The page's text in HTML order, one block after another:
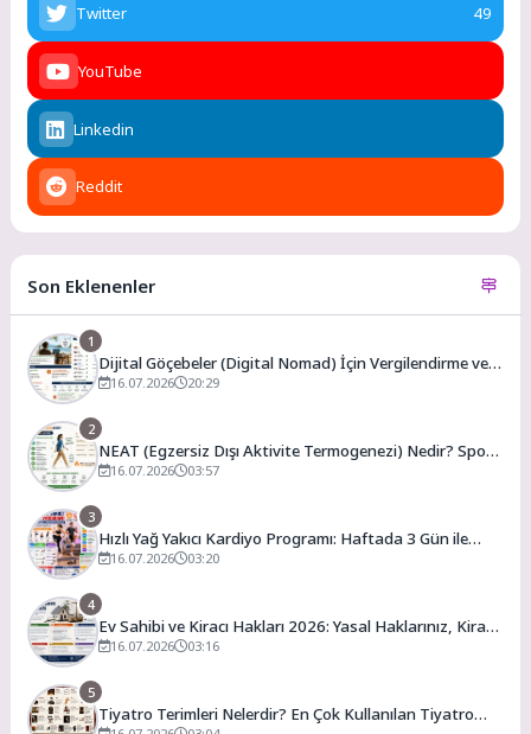
Twitter 49
YouTube
Linkedin
Reddit
Son Eklenenler
1
Dijital Göçebeler (Digital Nomad) İçin Vergilendirme ve
En Uygun Vergili Ülkeler
16.07.2026 20:29
2
NEAT (Egzersiz Dışı Aktivite Termogenezi) Nedir? Spor
Salonuna Gitmeden Günlük Kalori Yakımınızı Artırmanın
16.07.2026 03:57
3
Hızlı Yağ Yakıcı Kardiyo Programı: Haftada 3 Gün ile
Evde Forma Girme Formülü
16.07.2026 03:20
4
Ev Sahibi ve Kiracı Hakları 2026: Yasal Haklarınız, Kira
Artış Sınırları ve Bilmeniz Gerekenler
16.07.2026 03:16
5
Tiyatro Terimleri Nelerdir? En Çok Kullanılan Tiyatro